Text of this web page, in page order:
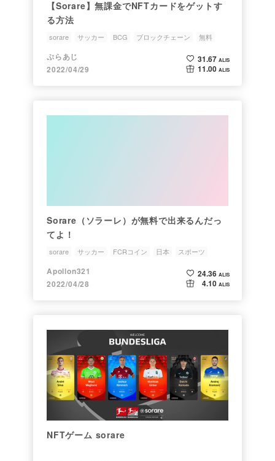
【Sorare】無課金でNFTカードをゲットす
る方法
sorare サッカー BCG ブロックチェーン 無料
ぷらあじ
2022/04/29
31.67 ALIS
11.00 ALIS
Sorare（ソラーレ）が無料で出来るんだっ
てよ！
sorare サッカー FCRコイン 日本 スポーツ
Apollon321
2022/04/28
24.36 ALIS
4.10 ALIS
NFTゲーム sorare